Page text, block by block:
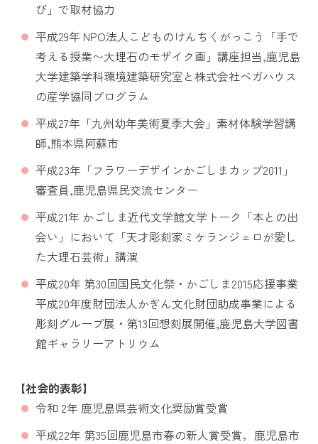
び」で取材協力
平成29年 NPO法人こどものけんちくがっこう「手で
考える授業〜大理石のモザイク画」講座担当,鹿児島
大学建築学科環境建築研究室と株式会社ベガハウス
の産学協同プログラム
平成27年「九州幼年美術夏季大会」素材体験学習講
師,熊本県阿蘇市
平成23年「フラワーデザインかごしまカップ2011 」
審査員,鹿児島県民交流センター
平成21年 かごしま近代文学館文学トーク「本との出
会い」において「天才彫刻家ミケランジェロが愛し
た大理石芸術」講演
平成20年 第30回国民文化祭・かごしま2015応援事業
平成20年度財団法人かぎん文化財団助成事業による
彫刻グループ展・第13回想刻展開催,鹿児島大学図書
館ギャラリーアトリウム
【社会的表彰】
令和 2年 鹿児島県芸術文化奨励賞受賞
平成22年 第35回鹿児島市春の新人賞受賞，鹿児島市